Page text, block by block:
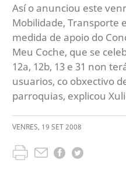
Así o anunciou este
Mobilidade, Transporte
medida de apoio do
Meu Coche, que se
12a, 12b, 13 e 31 non
usuarios, co obxectivo
parroquias, explicou
VENRES, 19 SET2008